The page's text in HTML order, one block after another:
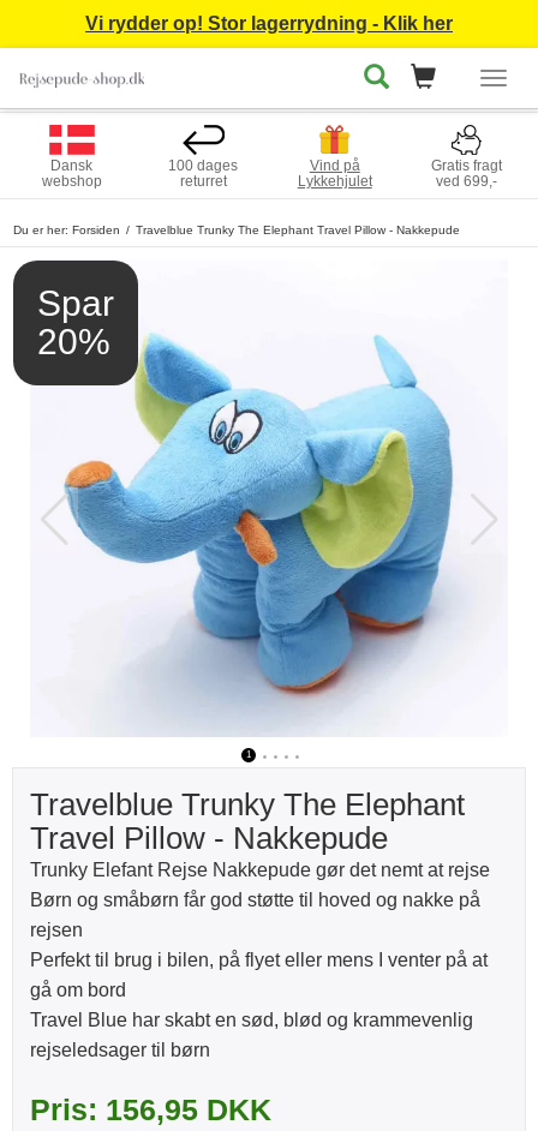
Vi rydder op! Stor lagerrydning - Klik her
Dansk
webshop
100 dages
returret
Vind på
Lykkehjulet
Gratis fragt
ved 699,-
Du er her: Forsiden Travelblue Trunky The Elephant Travel Pillow - Nakkepude
1
Spar
20%
Travelblue Trunky The Elephant
Travel Pillow - Nakkepude
Trunky Elefant Rejse Nakkepude gør det nemt at rejse
Børn og småbørn får god støtte til hoved og nakke på
rejsen
Perfekt til brug i bilen, på flyet eller mens I venter på at
gå om bord
Travel Blue har skabt en sød, blød og krammevenlig
rejseledsager til børn
Pris: 156,95 DKK